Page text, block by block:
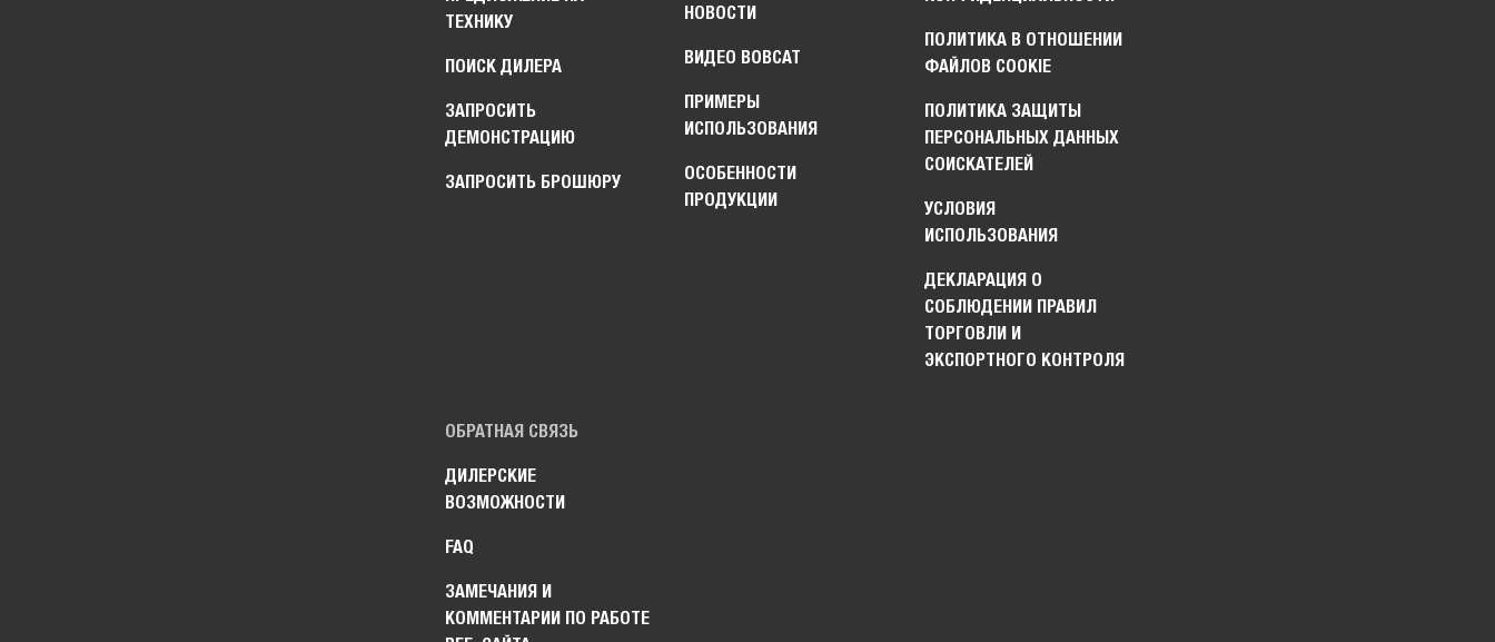
ТЕХНИКУ
ПОИСК ДИЛЕРА
ЗАПРОСИТЬ
ДЕМОНСТРАЦИЮ
ЗАПРОСИТЬ БРОШЮРУ
НОВОСТИ
ВИДЕО BOBCAT
ПРИМЕРЫ
ИСПОЛЬЗОВАНИЯ
ОСОБЕННОСТИ
ПРОДУКЦИИ
ПОЛИТИКА В ОТНОШЕНИИ
ФАЙЛОВ COOKIE
ПОЛИТИКА ЗАЩИТЫ
ПЕРСОНАЛЬНЫХ ДАННЫХ
СОИСКАТЕЛЕЙ
УСЛОВИЯ
ИСПОЛЬЗОВАНИЯ
ДЕКЛАРАЦИЯ О
СОБЛЮДЕНИИ ПРАВИЛ
ТОРГОВЛИ И
ЭКСПОРТНОГО КОНТРОЛЯ
ОБРАТНАЯ СВЯЗЬ
ДИЛЕРСКИЕ
ВОЗМОЖНОСТИ
FAQ
ЗАМЕЧАНИЯ И
КОММЕНТАРИИ ПО РАБОТЕ